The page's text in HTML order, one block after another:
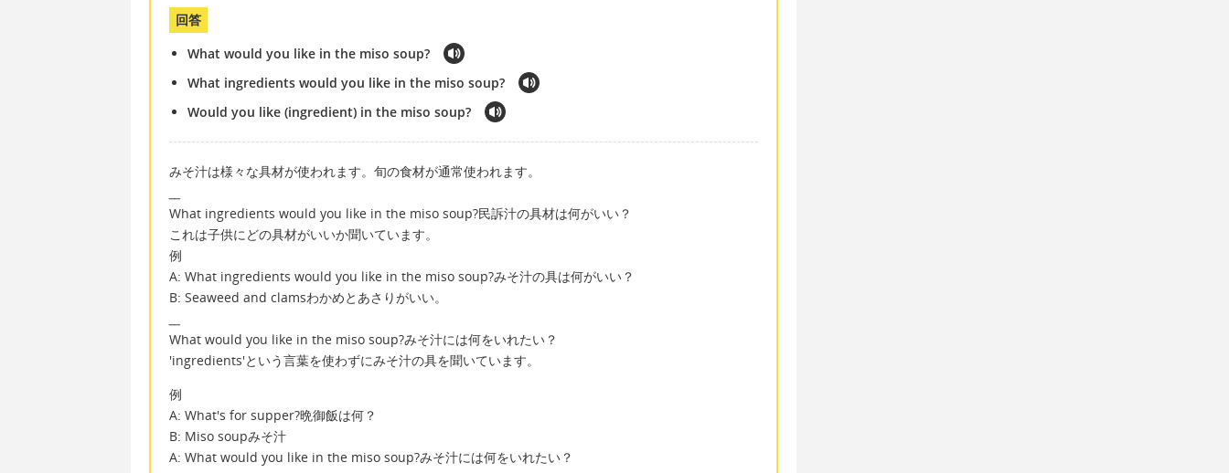
回答
What would you like in the miso soup?
What ingredients would you like in the miso soup?
Would you like (ingredient) in the miso soup?
みそ汁は様々な具材が使われます。旬の食材が通常使われます。
What ingredients would you like in the miso soup?民訴汁の具材は何がいい？
これは子供にどの具材がいいか聞いています。
例
A: What ingredients would you like in the miso soup?みそ汁の具は何がいい？
B: Seaweed and clamsわかめとあさりがいい。
What would you like in the miso soup?みそ汁には何をいれたい？
'ingredients'という言葉を使わずにみそ汁の具を聞いています。
例
A: What's for supper?晩御飯は何？
B: Miso soupみそ汁
A: What would you like in the miso soup?みそ汁には何をいれたい？